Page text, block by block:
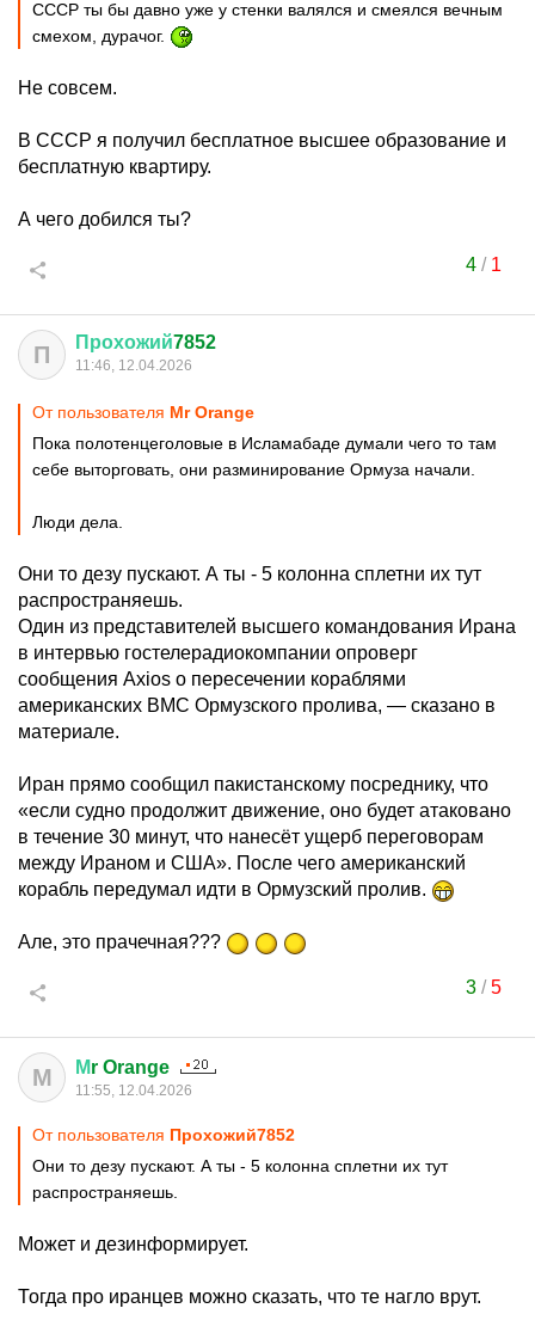
СССР ты бы давно уже у стенки валялся и смеялся вечным
смехом, дурачог.
Не совсем.
В СССР я получил бесплатное высшее образование и
бесплатную квартиру.
А чего добился ты?
4/ 1
П Прохожий7852
11:46, 12.04.2026
От пользователя Мr Orange
Пока полотенцеголовые в Исламабаде думали чего то там
себе выторговать, они разминирование Ормуза начали.
Люди дела.
Они то дезу пускают. А ты - 5 колонна сплетни их тут
распространяешь.
Один из представителей высшего командования Ирана
в интервью гостелерадиокомпании опроверг
сообщения Axios о пересечении кораблями
американских ВМС Ормузского пролива, — сказано в
материале.
Иран прямо сообщил пакистанскому посреднику, что
«если судно продолжит движение, оно будет атаковано
в течение 30 минут, что нанесёт ущерб переговорам
между Ираном и США». После чего американский
корабль передумал идти в Ормузский пролив.
Але, это прачечная???
3/5
М Мr Orange
11:55, 12.04.2026
От пользователя Прохожий7852
Они то дезу пускают. А ты - 5 колонна сплетни их тут
распространяешь.
Может и дезинформирует.
Тогда про иранцев можно сказать, что те нагло врут.